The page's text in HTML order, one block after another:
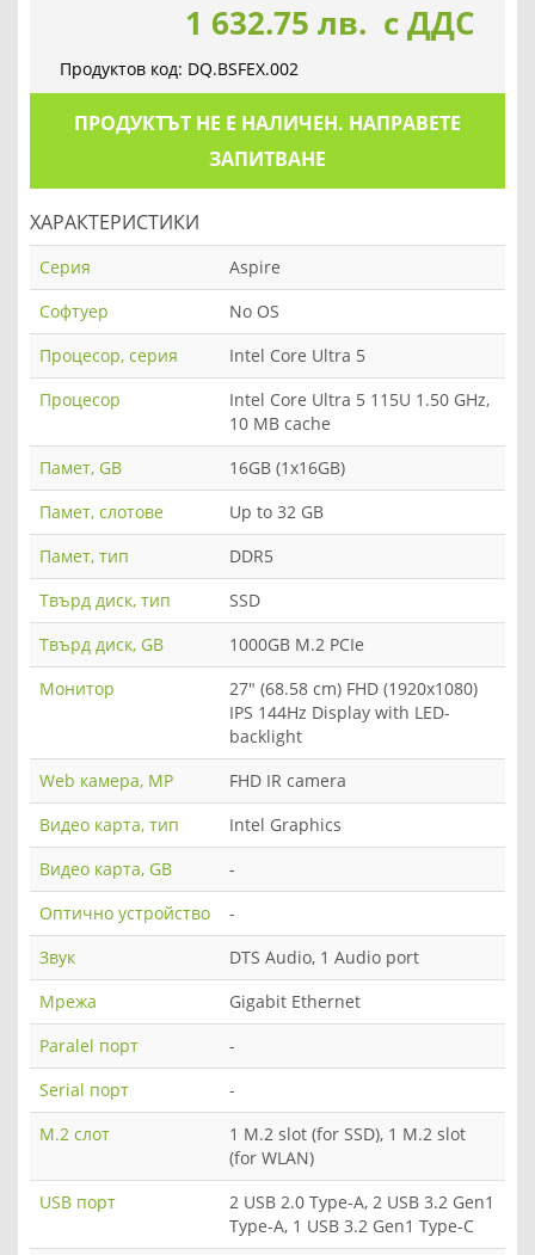
1 632.75 лв. с ДДС
Продуктов код: DQ.BSFEX.002
ПРОДУКТЪТ НЕ Е НАЛИЧЕН. НАПРАВЕТЕ
ЗАПИТВАНЕ
ХАРАКТЕРИСТИКИ
Серия
Aspire
Софтуер
No OS
Процесор, серия
Intel Core Ultra 5
Процесор
Intel Core Ultra 5 115U 1.50 GHz,
10 MB cache
Памет, GB
16GB (1x16GB)
Памет, слотове
Up to 32 GB
Памет, тип
DDR5
Твърд диск, тип
SSD
Твърд диск, GB
1000GB M.2 PCIe
Монитор
27" (68.58 cm) FHD (1920x1080)
IPS 144Hz Display with LED-
backlight
Web камера, MP
FHD IR camera
Видео карта, тип
Intel Graphics
Видео карта, GB
-
Оптично устройство
-
Звук
DTS Audio, 1 Audio port
Мрежа
Gigabit Ethernet
Paralel порт
-
Serial порт
-
M.2 слот
1 M.2 slot (for SSD), 1 M.2 slot
(for WLAN)
USB порт
2 USB 2.0 Type-A, 2 USB 3.2 Gen1
Type-A, 1 USB 3.2 Gen1 Type-C